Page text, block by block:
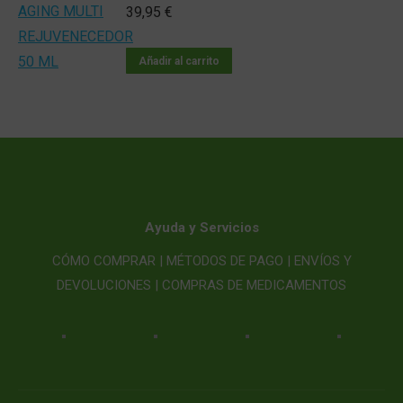
39,95 €
Añadir al carrito
Ayuda y Servicios
CÓMO COMPRAR | MÉTODOS DE PAGO | ENVÍOS Y
DEVOLUCIONES | COMPRAS DE MEDICAMENTOS